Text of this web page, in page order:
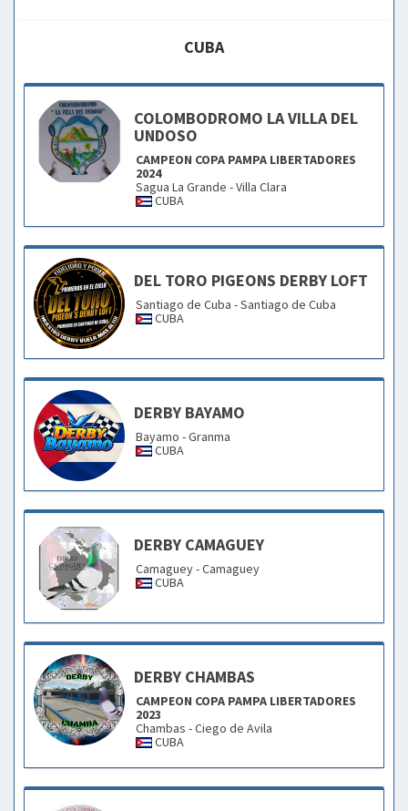
CUBA
COLOMBODROMO LA VILLA DEL
UNDOSO
CAMPEON COPA PAMPA LIBERTADORES
2024
Sagua La Grande - Villa Clara
CUBA
DEL TORO PIGEONS DERBY LOFT
Santiago de Cuba - Santiago de Cuba
CUBA
DERBY BAYAMO
Bayamo - Granma
CUBA
DERBY CAMAGUEY
Camaguey - Camaguey
CUBA
DERBY CHAMBAS
CAMPEON COPA PAMPA LIBERTADORES
2023
Chambas - Ciego de Avila
CUBA